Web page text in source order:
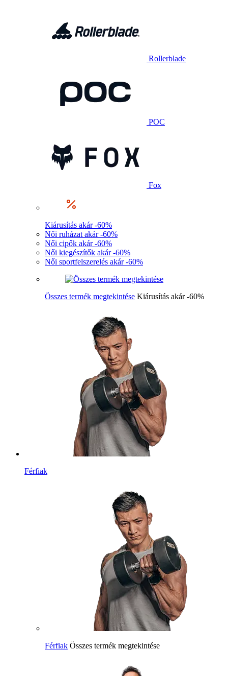
Rollerblade
POC
Fox
Kiárusítás akár -60%
Női ruházat akár -60%
Női cipők akár -60%
Női kiegészítők akár -60%
Női sportfelszerelés akár -60%
Összes termék megtekintése Kiárusítás akár -60%
Férfiak
Férfiak Összes termék megtekintése